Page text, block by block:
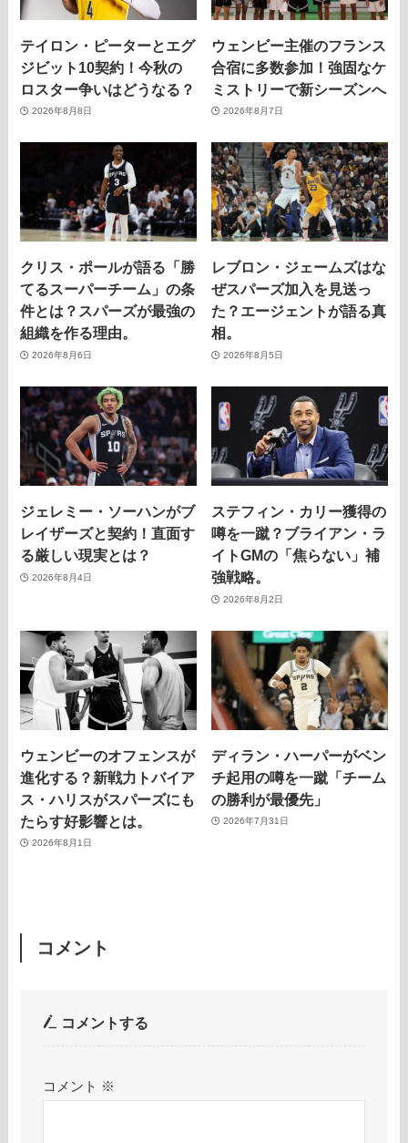
テイロン・ピーターとエグ
ジビット10契約！今秋の
ロスター争いはどうなる？
2026年8月8日
ウェンビー主催のフランス
合宿に多数参加！強固なケ
ミストリーで新シーズンへ
2026年8月7日
クリス・ポールが語る「勝
てるスーパーチーム」の条
件とは？スパーズが最強の
組織を作る理由。
2026年8月6日
レブロン・ジェームズはな
ぜスパーズ加入を見送っ
た？エージェントが語る真
相。
2026年8月5日
ジェレミー・ソーハンがブ
レイザーズと契約！直面す
る厳しい現実とは？
2026年8月4日
ステフィン・カリー獲得の
噂を一蹴？ブライアン・ラ
イトGMの「焦らない」補
強戦略。
2026年8月2日
ウェンビーのオフェンスが
進化する？新戦力トバイア
ス・ハリスがスパーズにも
たらす好影響とは。
2026年8月1日
ディラン・ハーパーがベン
チ起用の噂を一蹴「チーム
の勝利が最優先」
2026年7月31日
コメント
コメントする
コメント ※